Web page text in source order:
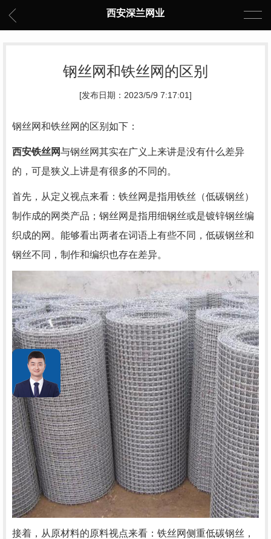
西安深兰网业
钢丝网和铁丝网的区别
[发布日期：2023/5/9 7:17:01]
钢丝网和铁丝网的区别如下：
西安铁丝网与钢丝网其实在广义上来讲是没有什么差异
的，可是狭义上讲是有很多的不同的。
首先，从定义视点来看：铁丝网是指用铁丝（低碳钢丝）
制作成的网类产品；钢丝网是指用细钢丝或是镀锌钢丝编
织成的网。能够看出两者在词语上有些不同，低碳钢丝和
钢丝不同，制作和编织也存在差异。
接着，从原材料的原料视点来看：铁丝网侧重低碳钢丝，